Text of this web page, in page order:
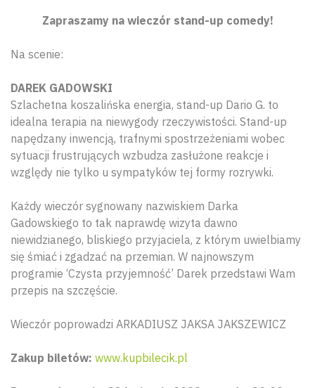
Zapraszamy na wieczór stand-up comedy!
Na scenie:
DAREK GADOWSKI
Szlachetna koszalińska energia, stand-up Dario G. to
idealna terapia na niewygody rzeczywistości. Stand-up
napędzany inwencją, trafnymi spostrzeżeniami wobec
sytuacji frustrujących wzbudza zasłużone reakcje i
względy nie tylko u sympatyków tej formy rozrywki.
Każdy wieczór sygnowany nazwiskiem Darka
Gadowskiego to tak naprawdę wizyta dawno
niewidzianego, bliskiego przyjaciela, z którym uwielbiamy
się śmiać i zgadzać na przemian. W najnowszym
programie ‘Czysta przyjemność’ Darek przedstawi Wam
przepis na szczęście.
Wieczór poprowadzi ARKADIUSZ JAKSA JAKSZEWICZ
Zakup biletów: www.kupbilecik.pl